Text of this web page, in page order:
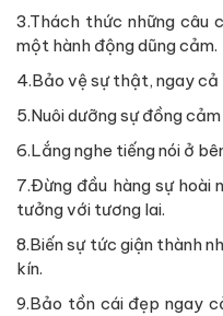
3.Thách thức những câu
một hành động dũng cảm.
4.Bảo vệ sự thật, ngay cả
5.Nuôi dưỡng sự đồng
6.Lắng nghe tiếng nói ở
7.Đừng đầu hàng sự hoài
tưởng với tương lai.
8.Biến sự tức giận thành
kín.
9.Bảo tồn cái đẹp ngay